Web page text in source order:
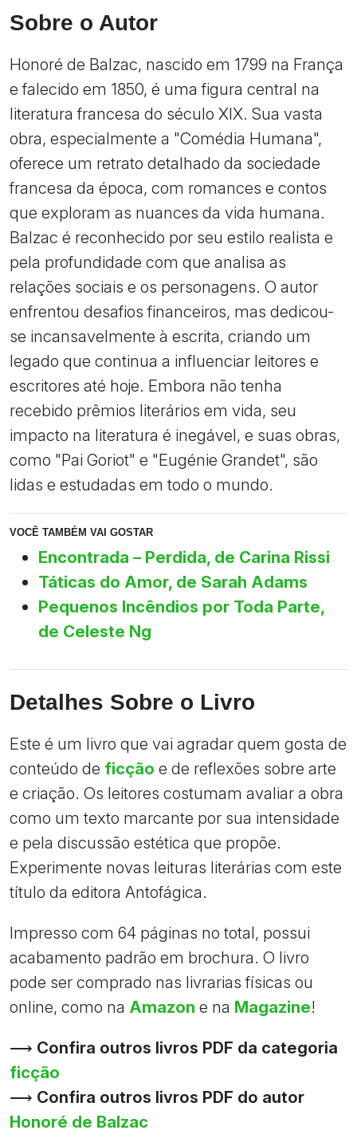
Sobre o Autor
Honoré de Balzac, nascido em 1799 na França
e falecido em 1850, é uma figura central na
literatura francesa do século XIX. Sua vasta
obra, especialmente a "Comédia Humana",
oferece um retrato detalhado da sociedade
francesa da época, com romances e contos
que exploram as nuances da vida humana.
Balzac é reconhecido por seu estilo realista e
pela profundidade com que analisa as
relações sociais e os personagens. O autor
enfrentou desafios financeiros, mas dedicou-
se incansavelmente à escrita, criando um
legado que continua a influenciar leitores e
escritores até hoje. Embora não tenha
recebido prêmios literários em vida, seu
impacto na literatura é inegável, e suas obras,
como "Pai Goriot" e "Eugénie Grandet", são
lidas e estudadas em todo o mundo.
VOCÊ TAMBÉM VAI GOSTAR
Encontrada – Perdida, de Carina Rissi
Táticas do Amor, de Sarah Adams
Pequenos Incêndios por Toda Parte,
de Celeste Ng
Detalhes Sobre o Livro
Este é um livro que vai agradar quem gosta de
conteúdo de ficção e de reflexões sobre arte
e criação. Os leitores costumam avaliar a obra
como um texto marcante por sua intensidade
e pela discussão estética que propõe.
Experimente novas leituras literárias com este
título da editora Antofágica.
Impresso com 64 páginas no total, possui
acabamento padrão em brochura. O livro
pode ser comprado nas livrarias físicas ou
online, como na Amazon e na Magazine!
⟶ Confira outros livros PDF da categoria
ficção
⟶ Confira outros livros PDF do autor
Honoré de Balzac